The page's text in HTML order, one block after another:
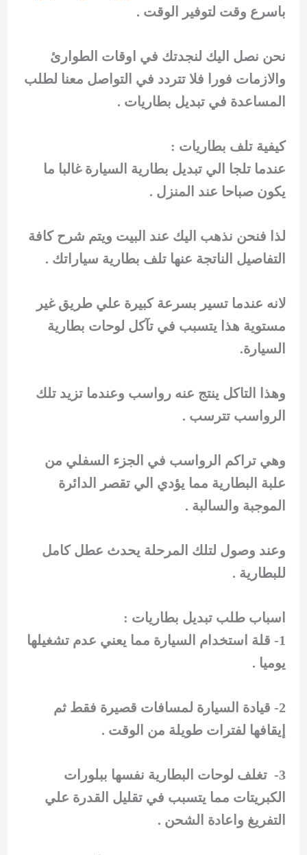
باسرع وقت لتوفير الوقت .
نحن نصل اليك لنجدتك في اوقات الطوارئ
والازمات فورا فلا تتردد في التواصل معنا لطلب
المساعدة في تبديل بطاريات .
كيفية تلف بطاريات :
عندما تلجا الي تبديل بطارية السيارة غالبا ما
يكون صباحا عند المنزل .
لذا فنحن نذهب اليك عند البيت ويتم شرح كافة
التفاصيل الناتجة عنها تلف بطارية سياراتك .
لانه عندما تسير بسرعة كبيرة علي طريق غير
مستوية هذا يتسبب في تآكل لوحات بطارية
السيارة.
وهذا التاكل ينتج عنه رواسب وعندما تزيد تلك
الرواسب تترسب .
وهي تراكم الرواسب في الجزء السفلي من
علبة البطارية مما يؤدي الي تقصر الدائرة
الموجبة والسالبة .
وعند وصول لتلك المرحلة يحدث عطل كامل
للبطارية .
اسباب طلب تبديل بطاريات :
1- قلة استخدام السيارة مما يعني عدم تشغيلها
يوميا .
2- قيادة السيارة لمسافات قصيرة فقط ثم
إيقافها لفترات طويلة من الوقت .
3- تغلف لوحات البطارية نفسها ببلورات
الكبريتات مما يتسبب في تقليل القدرة علي
التفريغ واعادة الشحن .